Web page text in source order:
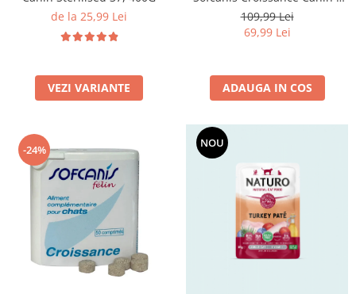
de la 25,99 Lei
VEZI VARIANTE
50 comprimate
109,99 Lei
69,99 Lei
ADAUGA IN COS
-24%
NOU